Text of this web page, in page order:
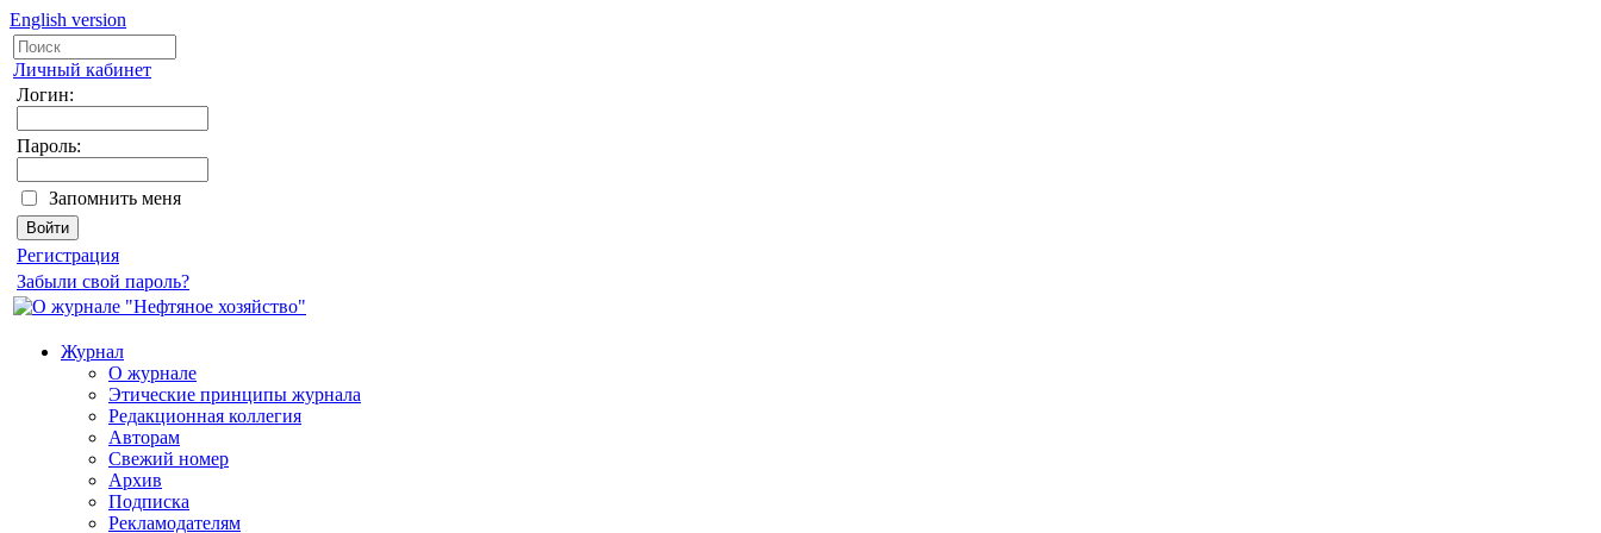
English version
Личный кабинет
Логин:
Пароль:
Запомнить меня
Регистрация
Забыли свой пароль?
Журнал
О журнале
Этические принципы журнала
Редакционная коллегия
Авторам
Свежий номер
Архив
Подписка
Рекламодателям